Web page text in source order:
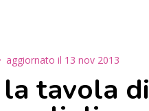
aggiornato il 13 nov 2013
tavola di